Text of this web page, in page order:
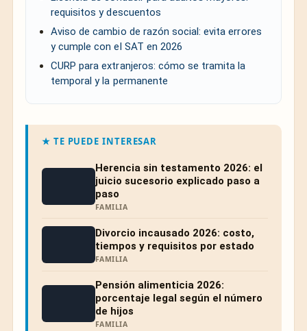
requisitos y descuentos
Aviso de cambio de razón social: evita errores
y cumple con el SAT en 2026
CURP para extranjeros: cómo se tramita la
temporal y la permanente
★ TE PUEDE INTERESAR
Herencia sin testamento 2026: el
juicio sucesorio explicado paso a
paso
FAMILIA
Divorcio incausado 2026: costo,
tiempos y requisitos por estado
FAMILIA
Pensión alimenticia 2026:
porcentaje legal según el número
de hijos
FAMILIA